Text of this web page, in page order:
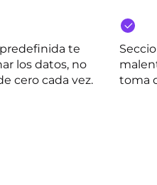
te
los datos, no
cero cada vez.
toma